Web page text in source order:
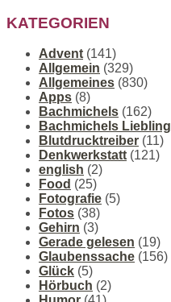
KATEGORIEN
Advent (141)
Allgemein (329)
Allgemeines (830)
Apps (8)
Bachmichels (162)
Bachmichels Liebling
Blutdrucktreiber (11)
Denkwerkstatt (121)
english (2)
Food (25)
Fotografie (5)
Fotos (38)
Gehirn (3)
Gerade gelesen (19)
Glaubenssache (156)
Glück (5)
Hörbuch (2)